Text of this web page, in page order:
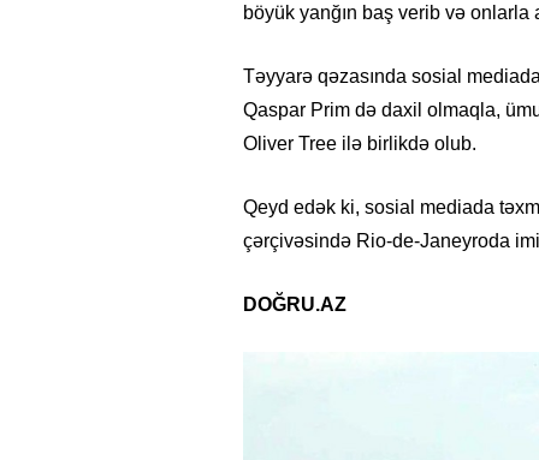
böyük yanğın baş verib və onlarla
Təyyarə qəzasında sosial
Qaspar Prim də daxil olmaqla,
Oliver Tree ilə birlikdə olub.
Qeyd edək ki, sosial mediada
çərçivəsində Rio-de-Janeyroda
DOĞRU.AZ